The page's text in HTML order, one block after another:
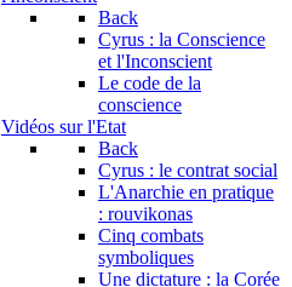
Back
Cyrus : la Conscience
et l'Inconscient
Le code de la
conscience
Vidéos sur l'Etat
Back
Cyrus : le contrat social
L'Anarchie en pratique
: rouvikonas
Cinq combats
symboliques
Une dictature : la Corée